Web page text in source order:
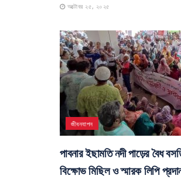
অক্টোবর ২৫, ২০২৫
জীবনযাপন
পাবনার ইছামতি নদী পাড়ের বৈধ
বিক্ষোভ মিছিল ও স্মারক লিপি